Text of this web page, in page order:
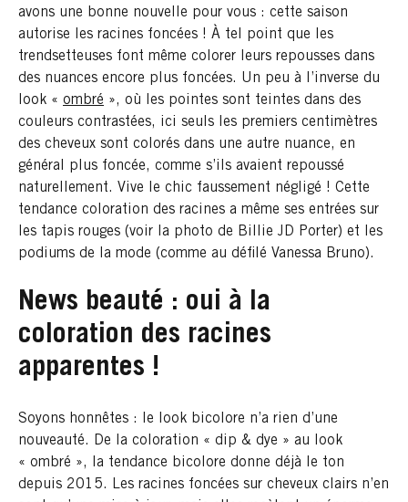
avons une bonne nouvelle pour vous : cette saison
autorise les racines foncées ! À tel point que les
trendsetteuses font même colorer leurs repousses dans
des nuances encore plus foncées. Un peu à l’inverse du
look « ombré », où les pointes sont teintes dans des
couleurs contrastées, ici seuls les premiers centimètres
des cheveux sont colorés dans une autre nuance, en
général plus foncée, comme s’ils avaient repoussé
naturellement. Vive le chic faussement négligé ! Cette
tendance coloration des racines a même ses entrées sur
les tapis rouges (voir la photo de Billie JD Porter) et les
podiums de la mode (comme au défilé Vanessa Bruno).
News beauté : oui à la
coloration des racines
apparentes !
Soyons honnêtes : le look bicolore n’a rien d’une
nouveauté. De la coloration « dip & dye » au look
« ombré », la tendance bicolore donne déjà le ton
depuis 2015. Les racines foncées sur cheveux clairs n’en